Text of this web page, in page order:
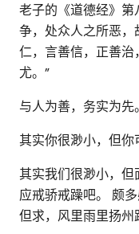
老子的《道德经》第
争，处众人之所恶
仁，言善信，正善
尤。”
与人为善，务实为先。
其实你很渺小，但你
其实我们很渺小，但
应戒骄戒躁吧。 颇
但求，风里雨里扬州